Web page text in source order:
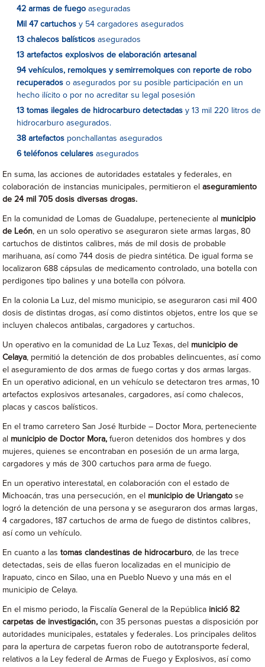
42 armas de fuego aseguradas
Mil 47 cartuchos y 54 cargadores asegurados
13 chalecos balísticosasegurados
13 artefactos explosivos de elaboración artesanal
94 vehículos, remolques y semirremolques con reporte de robo
recuperadoso asegurados por su posible participación en un
hecho ilícito o por no acreditar su legal posesión
13 tomas ilegales de hidrocarburo detectadas y 13 mil 220 litros de
hidrocarburo asegurados.
38 artefactos ponchallantas asegurados
6 teléfonos celularesasegurados
En suma, las acciones de autoridades estatales y federales, en
colaboración de instancias municipales, permitieron elaseguramiento
de 24 mil 705 dosis diversas drogas.
En la comunidad de Lomas de Guadalupe, perteneciente al municipio
de León, en un solo operativo se aseguraron siete armas largas, 80
cartuchos de distintos calibres, más de mil dosis de probable
marihuana, así como 744 dosis de piedra sintética. De igual forma se
localizaron 688 cápsulas de medicamento controlado, una botella con
perdigones tipo balines y una botella con pólvora.
En la colonia La Luz, del mismo municipio, se aseguraron casi mil 400
dosis de distintas drogas, así como distintos objetos, entre los que se
incluyen chalecos antibalas, cargadores y cartuchos.
Un operativo en la comunidad de La Luz Texas, del municipio de
Celaya, permitió la detención de dos probables delincuentes, así como
el aseguramiento de dos armas de fuego cortas y dos armas largas.
En un operativo adicional, en un vehículo se detectaron tres armas, 10
artefactos explosivos artesanales, cargadores, así como chalecos,
placas y cascos balísticos.
En el tramo carretero San José Iturbide – Doctor Mora, perteneciente
al municipio de Doctor Mora, fueron detenidos dos hombres y dos
mujeres, quienes se encontraban en posesión de un arma larga,
cargadores y más de 300 cartuchos para arma de fuego.
En un operativo interestatal, en colaboración con el estado de
Michoacán, tras una persecución, en el municipio de Uriangato se
logró la detención de una persona y se aseguraron dos armas largas,
4 cargadores, 187 cartuchos de arma de fuego de distintos calibres,
así como un vehículo.
En cuanto a lastomas clandestinas de hidrocarburo, de las trece
detectadas, seis de ellas fueron localizadas en el municipio de
Irapuato, cinco en Silao, una en Pueblo Nuevo y una más en el
municipio de Celaya.
En el mismo periodo, la Fiscalía General de la República inició 82
carpetas de investigación, con 35 personas puestas a disposición por
autoridades municipales, estatales y federales. Los principales delitos
para la apertura de carpetas fueron robo de autotransporte federal,
relativos a la Ley federal de Armas de Fuego y Explosivos, así como